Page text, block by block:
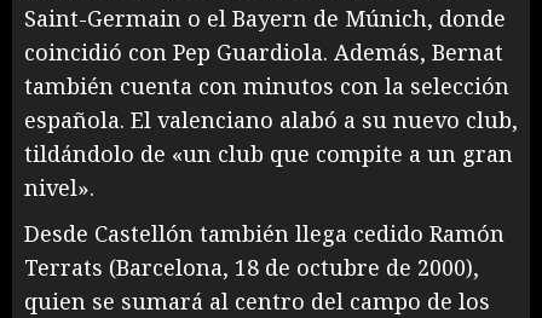
Saint-Germain o el Bayern de Múnich, donde
coincidió con Pep Guardiola. Además, Bernat
también cuenta con minutos con la selección
española. El valenciano alabó a su nuevo club,
tildándolo de «un club que compite a un gran
nivel».
Desde Castellón también llega cedido Ramón
Terrats (Barcelona, 18 de octubre de 2000),
quien se sumará al centro del campo de los